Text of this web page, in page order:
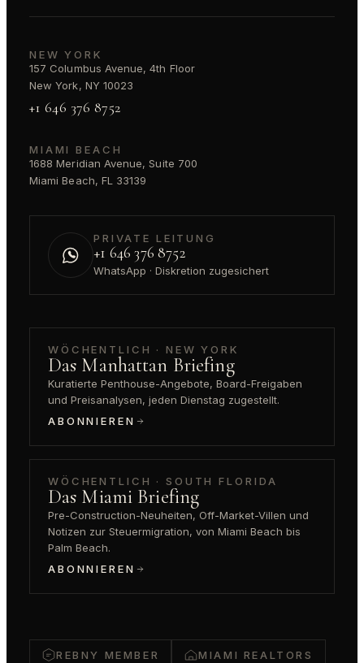
NEW YORK
157 Columbus Avenue, 4th Floor
New York, NY 10023
+1 646 376 8752
MIAMI BEACH
1688 Meridian Avenue, Suite 700
Miami Beach, FL 33139
PRIVATE LEITUNG
+1 646 376 8752
WhatsApp · Diskretion zugesichert
WÖCHENTLICH · NEW YORK
Das Manhattan Briefing
Kuratierte Penthouse-Angebote, Board-Freigaben
und Preisanalysen, jeden Dienstag zugestellt.
ABONNIEREN
WÖCHENTLICH · SOUTH FLORIDA
Das Miami Briefing
Pre-Construction-Neuheiten, Off-Market-Villen und
Notizen zur Steuermigration, von Miami Beach bis
Palm Beach.
ABONNIEREN
REBNY MEMBER MIAMI REALTORS